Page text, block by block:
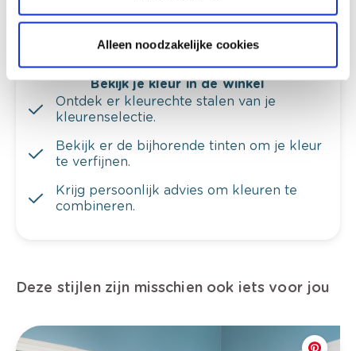
Alleen noodzakelijke cookies
Bekijk je kleur in de winkel
Ontdek er kleurechte stalen van je
kleurenselectie.
Bekijk er de bijhorende tinten om je kleur
te verfijnen.
Krijg persoonlijk advies om kleuren te
combineren.
Deze stijlen zijn misschien ook iets voor jou